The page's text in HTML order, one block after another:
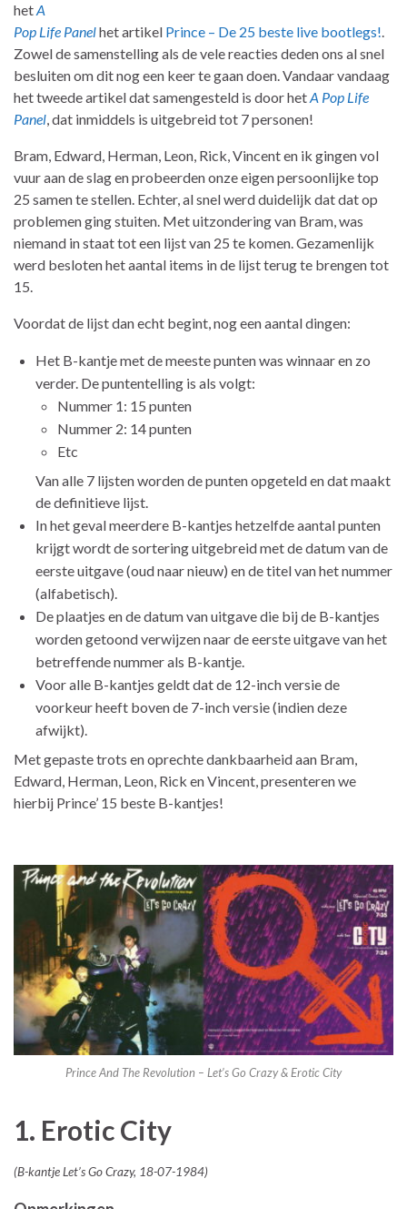
hetA
Pop Life Panelhet artikel Prince – De 25 beste live bootlegs!.
Zowel de samenstelling als de vele reacties deden ons al snel
besluiten om dit nog een keer te gaan doen. Vandaar vandaag
het tweede artikel dat samengesteld is door hetA Pop Life
Panel, dat inmiddels is uitgebreid tot 7 personen!
Bram, Edward, Herman, Leon, Rick, Vincent en ik gingen vol
vuur aan de slag en probeerden onze eigen persoonlijke top
25 samen te stellen. Echter, al snel werd duidelijk dat dat op
problemen ging stuiten. Met uitzondering van Bram, was
niemand in staat tot een lijst van 25 te komen. Gezamenlijk
werd besloten het aantal items in de lijst terug te brengen tot
15.
Voordat de lijst dan echt begint, nog een aantal dingen:
Het B-kantje met de meeste punten was winnaar en zo
verder. De puntentelling is als volgt:
Nummer 1: 15 punten
Nummer 2: 14 punten
Etc
Van alle 7 lijsten worden de punten opgeteld en dat maakt
de definitieve lijst.
In het geval meerdere B-kantjes hetzelfde aantal punten
krijgt wordt de sortering uitgebreid met de datum van de
eerste uitgave (oud naar nieuw) en de titel van het nummer
(alfabetisch).
De plaatjes en de datum van uitgave die bij de B-kantjes
worden getoond verwijzen naar de eerste uitgave van het
betreffende nummer als B-kantje.
Voor alle B-kantjes geldt dat de 12-inch versie de
voorkeur heeft boven de 7-inch versie (indien deze
afwijkt).
Met gepaste trots en oprechte dankbaarheid aan Bram,
Edward, Herman, Leon, Rick en Vincent, presenteren we
hierbij Prince’ 15 beste B-kantjes!
Prince And The Revolution – Let’s Go Crazy & Erotic City
1. Erotic City
(B-kantje Let’s Go Crazy, 18-07-1984)